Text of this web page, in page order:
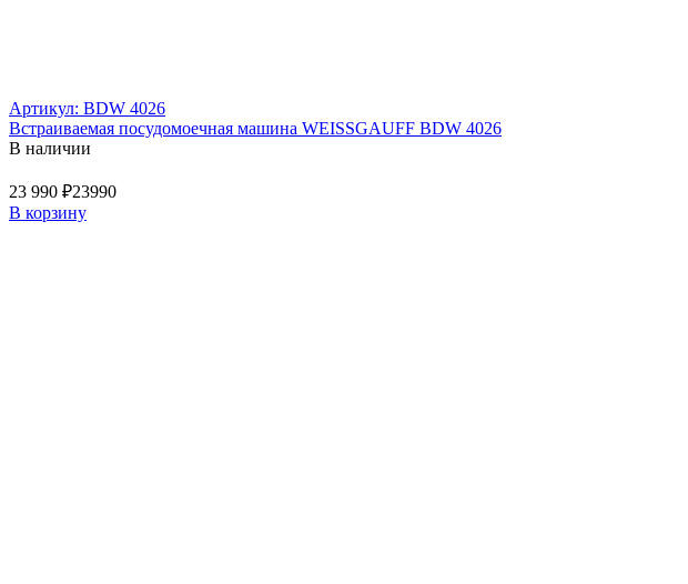
Артикул: BDW 4026
Встраиваемая посудомоечная машина WEISSGAUFF BDW 4026
В наличии
23 990 ₽23990
В корзину